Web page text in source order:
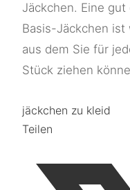
Jäckchen. Eine
Basis-Jäckchen ist
aus dem Sie für
Stück ziehen
jäckchen zu kleid
Teilen